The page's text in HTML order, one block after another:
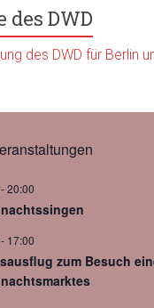
DWD
-20:00
- 17:00
zum Besuch